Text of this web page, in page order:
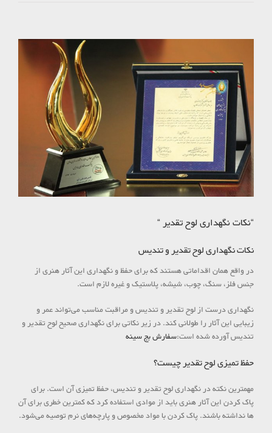
تصویر
بزرگتر
“نکات نگهداری لوح تقدیر “
نکات نگهداری لوح تقدیر و تندیس
در واقع همان اقداماتی هستند که برای حفظ و نگهداری این آثار هنری از
جنس فلز، سنگ، چوب، شیشه، پلاستیک و غیره لازم است.
نگهداری درست از لوح تقدیر و تندیس و مراقبت مناسب می‌تواند عمر و
زیبایی این آثار را طولانی کند. در زیر نکاتی برای نگهداری صحیح لوح تقدیر و
تندیس آورده شده است:سفارش بج سینه
حفظ تمیزی لوح تقدیر چیست؟
مهمترین نکته در نگهداری لوح تقدیر و تندیس، حفظ تمیزی آن است. برای
پاک کردن این آثار هنری باید از موادی استفاده کرد که کمترین خطری برای آن
ها نداشته باشند. پاک کردن با مواد مخصوص و پارچه‌های نرم توصیه می‌شود.